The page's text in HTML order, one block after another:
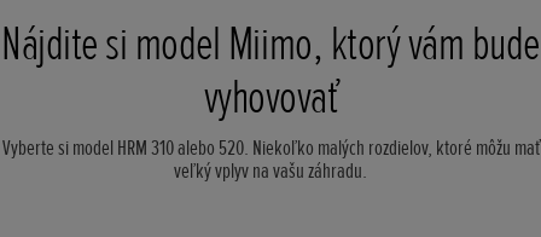
Nájdite si model Miimo, ktorý vám bude
vyhovovať
Vyberte si model HRM 310 alebo 520. Niekoľko malých rozdielov, ktoré môžu mať
veľký vplyv na vašu záhradu.